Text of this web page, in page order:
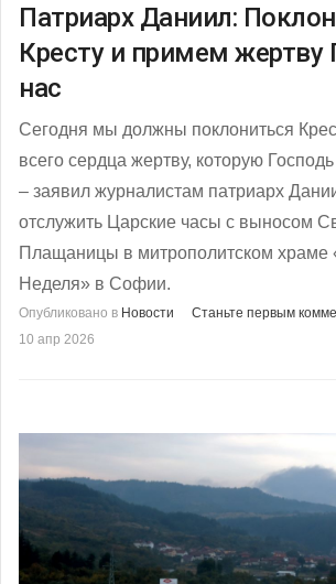
Патриарх Даниил:
Кресту и примем жертву
нас
Сегодня мы должны поклониться
всего сердца жертву, которую
– заявил журналистам патриарх
отслужить Царские часы с выносом
Плащаницы в митрополитском храме
Неделя» в Софии.
Опубликовано в Новости
Станьте первым
10 апр 2026